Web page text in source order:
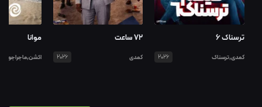
ترسناک ۶
کمدی,ترسناک 2026
۷۲ ساعت
کمدی 2026
موانا
اکشن,ماجراجویی